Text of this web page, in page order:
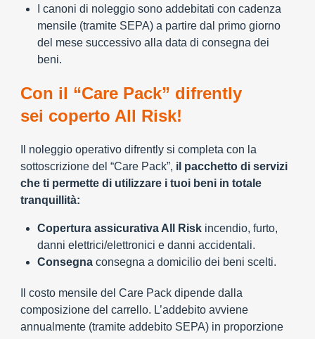
I canoni di noleggio sono addebitati con cadenza
mensile (tramite SEPA) a partire dal primo giorno
del mese successivo alla data di consegna dei
beni.
Con il “Care Pack” difrently
sei coperto All Risk!
Il noleggio operativo difrently si completa con la
sottoscrizione del “Care Pack”, il pacchetto di servizi
che ti permette di utilizzare i tuoi beni in totale
tranquillità:
Copertura assicurativa All Risk incendio, furto,
danni elettrici/elettronici e danni accidentali.
Consegna consegna a domicilio dei beni scelti.
Il costo mensile del Care Pack dipende dalla
composizione del carrello. L’addebito avviene
annualmente (tramite addebito SEPA) in proporzione